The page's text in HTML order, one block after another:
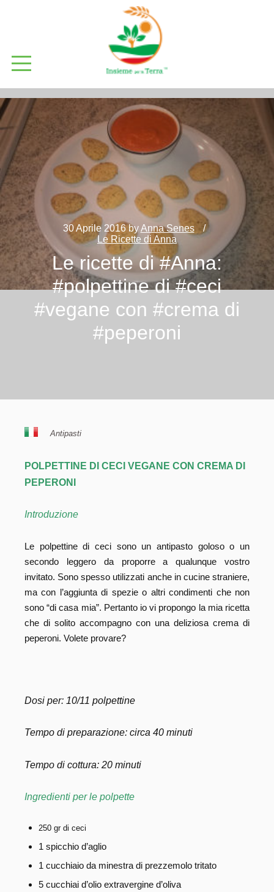
30 Aprile 2016byAnna Senes
Le Ricette di Anna
Le ricette di #Anna:
#polpettine di #ceci
#vegane con #crema di
#peperoni
Antipasti
POLPETTINE DI CECI VEGANE CON CREMA DI
PEPERONI
Introduzione
Le polpettine di ceci sono un antipasto goloso o un
secondo leggero da proporre a qualunque vostro
invitato. Sono spesso utilizzati anche in cucine straniere,
ma con l’aggiunta di spezie o altri condimenti che non
sono “di casa mia”. Pertanto io vi propongo la mia ricetta
che di solito accompagno con una deliziosa crema di
peperoni. Volete provare?
Dosi per: 10/11 polpettine
Tempo di preparazione: circa 40 minuti
Tempo di cottura: 20 minuti
Ingredienti per le polpette
250 gr di ceci
1 spicchio d’aglio
1 cucchiaio da minestra di prezzemolo tritato
5 cucchiai d’olio extravergine d’oliva